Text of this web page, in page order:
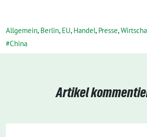
Allgemein, Berlin, EU, Handel, Presse,
China
Artikel